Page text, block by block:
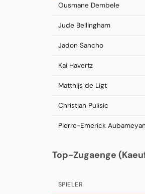
Ousmane Dembele
Jude Bellingham
Jadon Sancho
Kai Havertz
Matthijs de Ligt
Christian Pulisic
Pierre-Emerick
Top-Zugaenge
SPIELER